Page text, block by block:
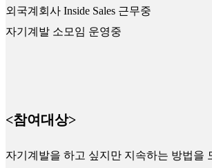
외국계회사 Inside Sales 근무중
자기계발 소모임 운영중
<참여대상>
자기계발을 하고 싶지만 지속하는 방법을